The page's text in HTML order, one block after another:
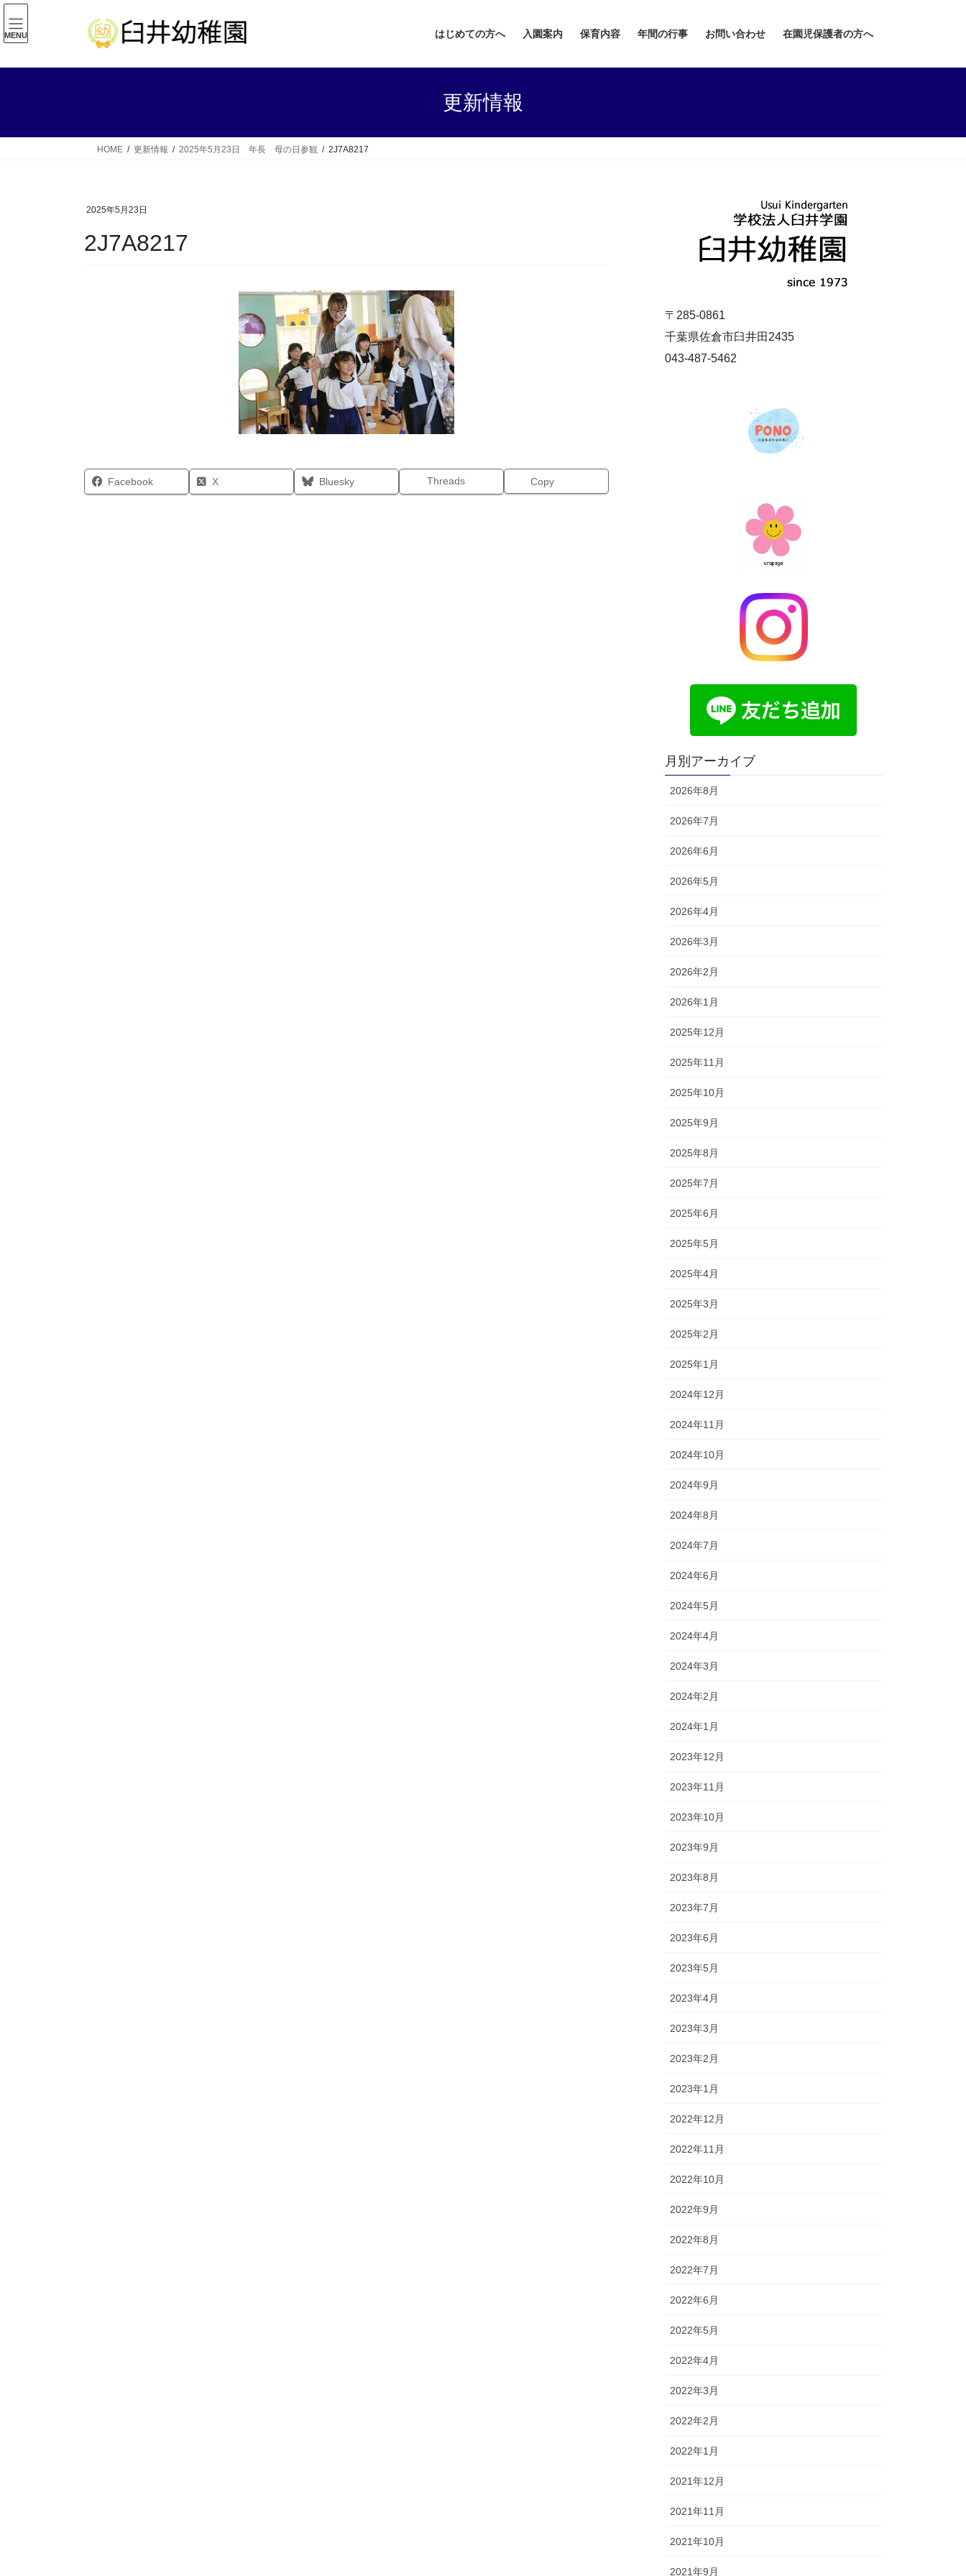
コ
ン
テ
ナ
ビ
ゲ
はじめての方へ 入園案内 保育内容 年間の行事 お問い合わせ 在園児保護者の方へ
更新情報
HOME 更新情報 2025年5月23日 年長 母の日参観 2J7A8217
2025年5月23日
2J7A8217
Facebook X Bluesky Threads Copy
〒285-0861
千葉県佐倉市臼井田2435
043-487-5462
月別アーカイブ
2026年8月
2026年7月
2026年6月
2026年5月
2026年4月
2026年3月
2026年2月
2026年1月
2025年12月
2025年11月
2025年10月
2025年9月
2025年8月
2025年7月
2025年6月
2025年5月
2025年4月
2025年3月
2025年2月
2025年1月
2024年12月
2024年11月
2024年10月
2024年9月
2024年8月
2024年7月
2024年6月
2024年5月
2024年4月
2024年3月
2024年2月
2024年1月
2023年12月
2023年11月
2023年10月
2023年9月
2023年8月
2023年7月
2023年6月
2023年5月
2023年4月
2023年3月
2023年2月
2023年1月
2022年12月
2022年11月
2022年10月
2022年9月
2022年8月
2022年7月
2022年6月
2022年5月
2022年4月
2022年3月
2022年2月
2022年1月
2021年12月
2021年11月
2021年10月
2021年9月
MENU